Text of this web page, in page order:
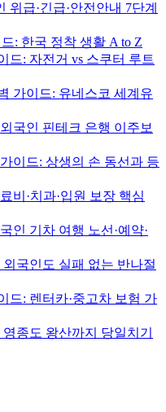
급·긴급·안전안내 7단계
: 한국 정착 생활 A to Z
드: 자전거 vs 스쿠터 루트
가이드: 유네스코 세계유
국인 핀테크 은행 이주보
이드: 상생의 손 동선과 등
비·치과·입원 보장 핵심
인 기차 여행 노선·예약·
국인도 실패 없는 반나절
드: 렌터카·중고차 보험 가
종도 왕산까지 당일치기